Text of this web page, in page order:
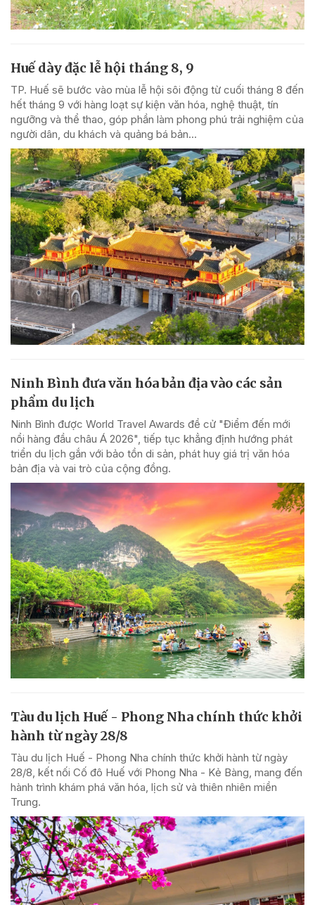
Huế dày đặc lễ hội tháng 8, 9
TP. Huế sẽ bước vào mùa lễ hội sôi động từ cuối tháng 8 đến
hết tháng 9 với hàng loạt sự kiện văn hóa, nghệ thuật, tín
ngưỡng và thể thao, góp phần làm phong phú trải nghiệm của
người dân, du khách và quảng bá bản...
Ninh Bình đưa văn hóa bản địa vào các sản
phẩm du lịch
Ninh Bình được World Travel Awards đề cử "Điểm đến mới
nổi hàng đầu châu Á 2026", tiếp tục khẳng định hướng phát
triển du lịch gắn với bảo tồn di sản, phát huy giá trị văn hóa
bản địa và vai trò của cộng đồng.
Tàu du lịch Huế - Phong Nha chính thức khởi
hành từ ngày 28/8
Tàu du lịch Huế - Phong Nha chính thức khởi hành từ ngày
28/8, kết nối Cố đô Huế với Phong Nha - Kẻ Bàng, mang đến
hành trình khám phá văn hóa, lịch sử và thiên nhiên miền
Trung.